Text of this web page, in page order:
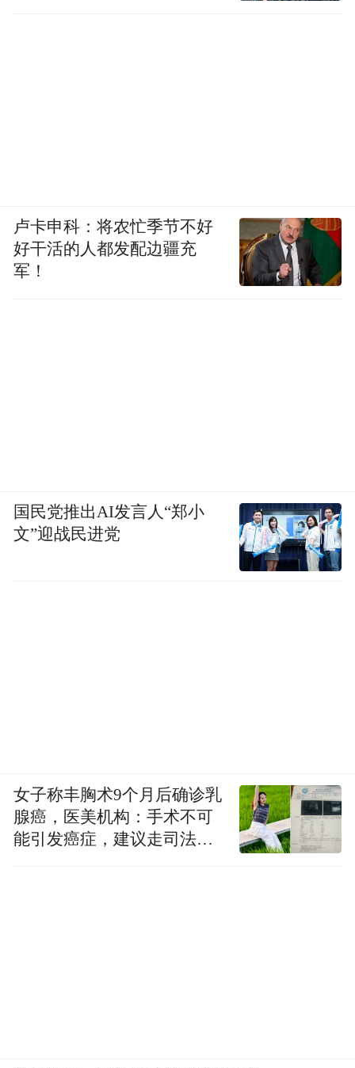
卢卡申科：将农忙季节不好
好干活的人都发配边疆充
军！
国民党推出AI发言人“郑小
文”迎战民进党
女子称丰胸术9个月后确诊乳
腺癌，医美机构：手术不可
能引发癌症，建议走司法途